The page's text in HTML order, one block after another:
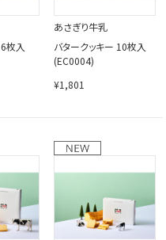
枚入
あさぎり牛乳
バタークッキー 10枚入
(EC0004)
¥1,801